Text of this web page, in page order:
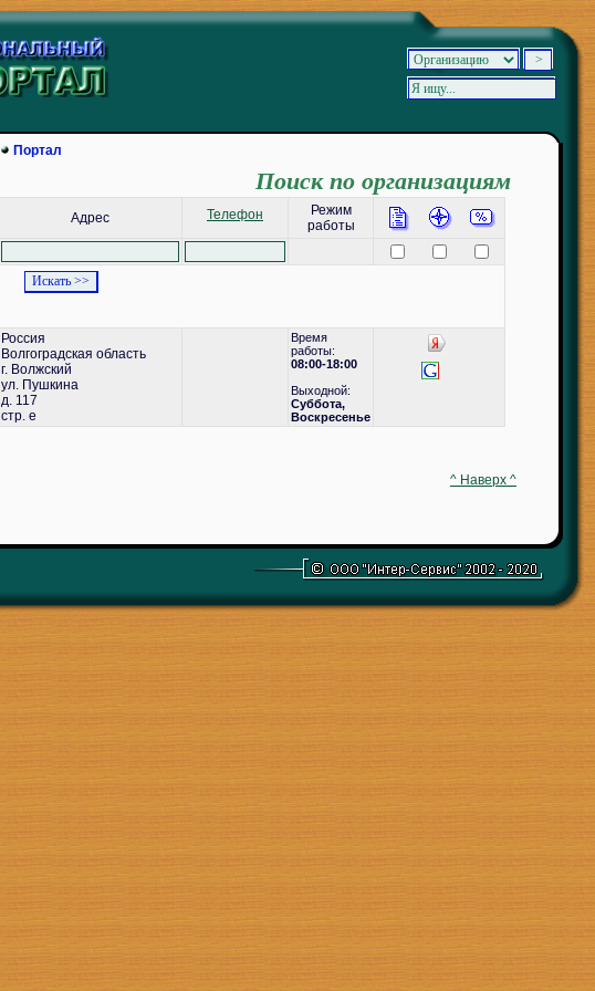
Портал
Поиск по организациям
Адрес Телефон
Режим
работы
Россия
Волгоградская область
г. Волжский
ул. Пушкина
д. 117
стр. е
Время
работы:
08:00-18:00
Выходной:
Суббота,
Воскресенье
^ Наверх ^